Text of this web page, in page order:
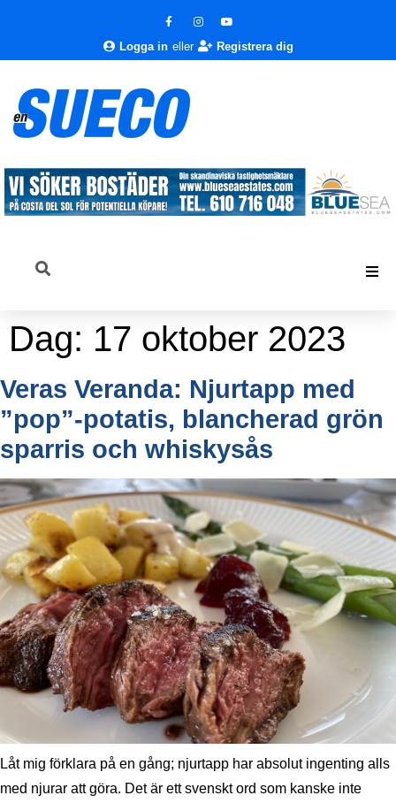
Logga in eller Registrera dig
Dag: 17 oktober 2023
Veras Veranda: Njurtapp med
”pop”-potatis, blancherad grön
sparris och whiskysås
Låt mig förklara på en gång; njurtapp har absolut ingenting alls
med njurar att göra. Det är ett svenskt ord som kanske inte